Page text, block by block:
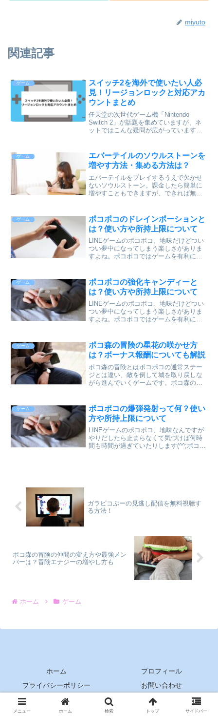
miyuto
関連記事
ゲーム
スイッチ2を海外で使いたい人必
見！リージョンロックと対応アカ
ウントまとめ
任天堂の次世代ゲーム機「Nintendo
Switch 2」が話題を集めていますが、ネ
ットではこんな疑問が広がっています。
「言語で縛ってるだけ？」——この記事
では、そ...
ゲーム
エバーテイルのソウルストーンを
増やす方法・集める方法は？
エバーテイルをプレイするうえで欠かせ
ないソウルストーン。課金したら簡単に
増やすこともできますが、できれば無課
い・・・）そこで、この記事では無課金
でソウルストーンを増やす方法...
ゲーム
ポコポコのドレインポーションと
は？使い方や所持上限について
LINEゲームのポコポコ、地味だけどつい
つい夢中になってしまう楽しさがありま
すよね。ポコポコではゲームを有利に進
ものがあります。プレゼントなどでもら
えたりもしますが、ポコ...
ゲーム
ポコポコの強化キャンディーと
は？使い方や所持上限について
LINEゲームのポコポコ、地味だけどつい
つい夢中になってしまう楽しさがありま
すよね。ポコポコではゲームを有利に進
があります。プレゼントなどでもらえた
りもしますが、ポコ森の...
ゲーム
ポコ森の冒険の星花の咲かせ方
は？ボーナス報酬についても解説
ポコ森の冒険とはポコポコの通常ステー
ジとは違い、敵を倒して城を取り戻しな
がら進んでいくゲームです。ポコ森の冒
冒険で星花を咲かす方法について解説し
ていきたいと思います。
ゲーム
ポコポコの爆弾発射って何？使い
方や所持上限について
LINEゲームのポコポコ、地味なんですが
やりだしたら止まらなくて気づけば何時
間も時間が過ぎていたりします(^^;ポコポ
ガラピコぷーの見逃し配信を無料視聴す
る方法！
ポコ森の冒険の仲間の変え方や最強メン
バーは？冒険エナジーの増やし方も
ホーム ゲーム
ホーム
プロフィール
プライバシーポリシー
お問い合わせ
Copyright © 2020 Miyutalk-log All Rights Reserved.
メニュー ホーム 検索 トップ サイドバー